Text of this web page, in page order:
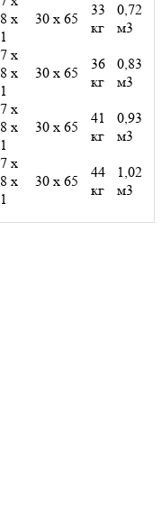
х
30 х 65
33
кг
0,72
м3
х
х
30 х 65
36
кг
0,83
м3
х
х
30 х 65
41
кг
0,93
м3
х
х
30 х 65
44
кг
1,02
м3